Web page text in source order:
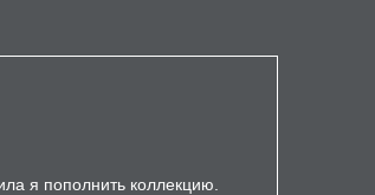
я пополнить коллекцию.